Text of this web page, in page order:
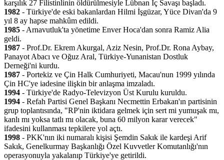
karşılık 27 Filistinlinin öldürülmesiyle Lübnan İç Savaşı başladı.
1982 - Türkiye'de eski bakanlardan Hilmi İşgüzar, Yüce Divan'da 9
yıl 8 ay hapse mahkûm edildi.
1985 - Arnavutluk'ta yönetime Enver Hoca'dan sonra Ramiz Alia
geldi.
1987 - Prof.Dr. Ekrem Akurgal, Aziz Nesin, Prof.Dr. Rona Aybay,
Panayot Abacı ve Oğuz Aral, Türkiye-Yunanistan Dostluk
Derneği'ni kurdu.
1987 - Portekiz ve Çin Halk Cumhuriyeti, Macau'nun 1999 yılında
Çin HC'ye iadesine ilişkin bir anlaşma imzaladı.
1994 - Türkiye'de Radyo-Televizyon Üst Kurulu kuruldu.
1994 - Refah Partisi Genel Başkanı Necmettin Erbakan'ın partisinin
grup toplantısında, "RP'nin iktidara gelmek için sert mi yumuşak mı,
kanlı mı yoksa tatlı mı olacak, buna 60 milyon karar verecek"
ifadesini kullanması tepkilere yol açtı.
1998 - PKK'nın iki numaralı kişisi Şemdin Sakık ile kardeşi Arif
Sakık, Genelkurmay Başkanlığı Özel Kuvvetler Komutanlığı'nın
operasyonuyla yakalanıp Türkiye'ye getirildi.